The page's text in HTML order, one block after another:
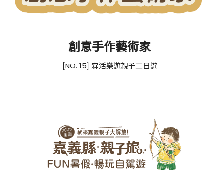
創意手作藝術家
[NO. 15] 森活樂遊親子二日遊